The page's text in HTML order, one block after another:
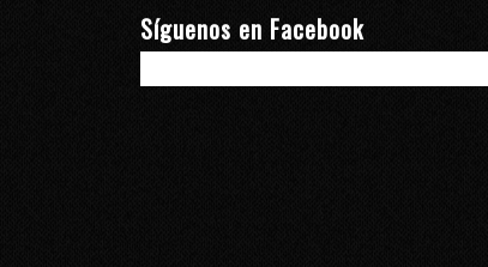
Síguenos en Facebook